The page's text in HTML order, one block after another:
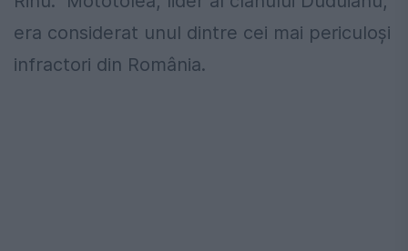
era considerat unul dintre cei mai periculoși
infractori din România.